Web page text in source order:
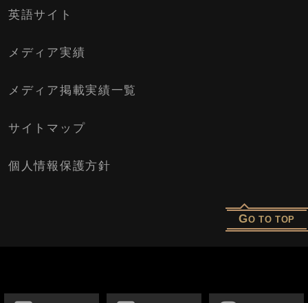
英語サイト
メディア実績
メディア掲載実績一覧
サイトマップ
個人情報保護方針
GO TO TOP